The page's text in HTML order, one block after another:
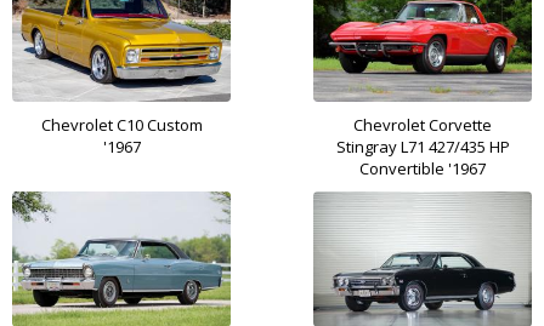
Chevrolet C10 Custom
'1967
Chevrolet Corvette
Stingray L71 427/435 HP
Convertible '1967